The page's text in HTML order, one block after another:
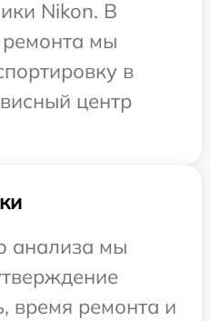
Nikon. В
мы
в
центр
анализа мы
время ремонта и